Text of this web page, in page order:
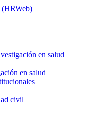
(HRWeb)
en salud
en salud
civil